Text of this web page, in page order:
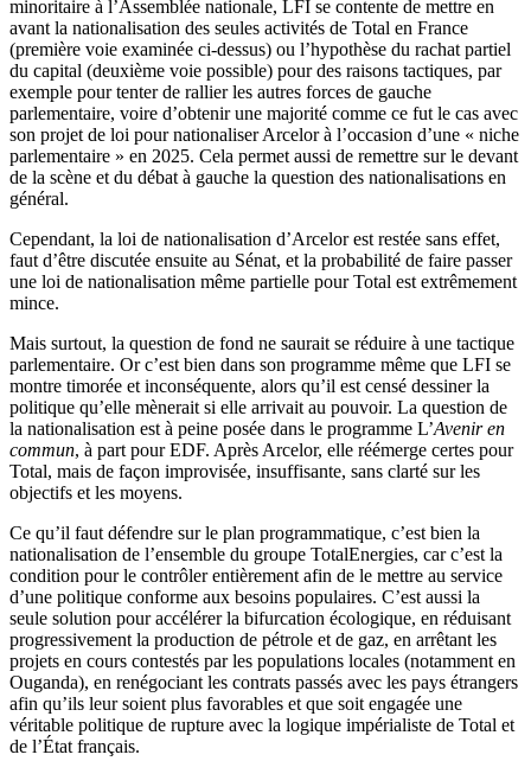
minoritaire à l’Assemblée nationale, LFI se contente de mettre en
avant la nationalisation des seules activités de Total en France
(première voie examinée ci-dessus) ou l’hypothèse du rachat partiel
du capital (deuxième voie possible) pour des raisons tactiques, par
exemple pour tenter de rallier les autres forces de gauche
parlementaire, voire d’obtenir une majorité comme ce fut le cas avec
son projet de loi pour nationaliser Arcelor à l’occasion d’une « niche
parlementaire » en 2025. Cela permet aussi de remettre sur le devant
de la scène et du débat à gauche la question des nationalisations en
général.
Cependant, la loi de nationalisation d’Arcelor est restée sans effet,
faut d’être discutée ensuite au Sénat, et la probabilité de faire passer
une loi de nationalisation même partielle pour Total est extrêmement
mince.
Mais surtout, la question de fond ne saurait se réduire à une tactique
parlementaire. Or c’est bien dans son programme même que LFI se
montre timorée et inconséquente, alors qu’il est censé dessiner la
politique qu’elle mènerait si elle arrivait au pouvoir. La question de
la nationalisation est à peine posée dans le programme L’Avenir en
commun, à part pour EDF. Après Arcelor, elle réémerge certes pour
Total, mais de façon improvisée, insuffisante, sans clarté sur les
objectifs et les moyens.
Ce qu’il faut défendre sur le plan programmatique, c’est bien la
nationalisation de l’ensemble du groupe TotalEnergies, car c’est la
condition pour le contrôler entièrement afin de le mettre au service
d’une politique conforme aux besoins populaires. C’est aussi la
seule solution pour accélérer la bifurcation écologique, en réduisant
progressivement la production de pétrole et de gaz, en arrêtant les
projets en cours contestés par les populations locales (notamment en
Ouganda), en renégociant les contrats passés avec les pays étrangers
afin qu’ils leur soient plus favorables et que soit engagée une
véritable politique de rupture avec la logique impérialiste de Total et
de l’État français.